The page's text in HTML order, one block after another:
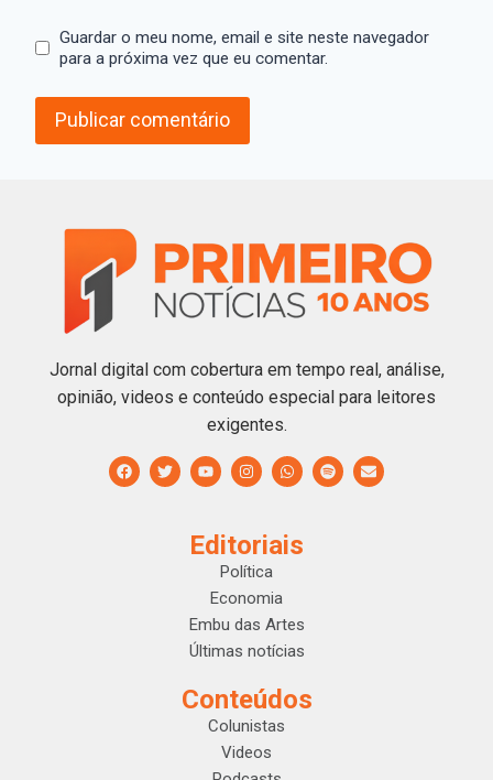
Guardar o meu nome, email e site neste navegador
para a próxima vez que eu comentar.
Jornal digital com cobertura em tempo real, análise,
opinião, videos e conteúdo especial para leitores
exigentes.
Editoriais
Política
Economia
Embu das Artes
Últimas notícias
Conteúdos
Colunistas
Videos